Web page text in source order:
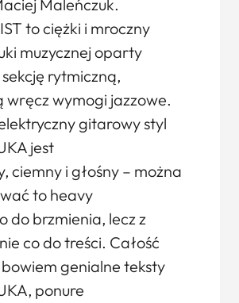
Maleńczuk.
to ciężki i mroczny
muzycznej oparty
rytmiczną,
wręcz wymogi jazzowe.
gitarowy styl
jest
ciemny i głośny – można
to heavy
do brzmienia, lecz z
co do treści. Całość
genialne teksty
ponure